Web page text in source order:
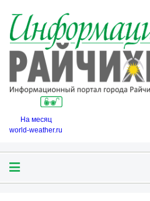
На месяц
world-weather.ru